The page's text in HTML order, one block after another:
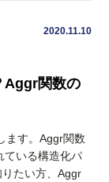
2020.11.10
Aggr関数の
ます。Aggr関数
ている構造化パ
たい方、Aggr